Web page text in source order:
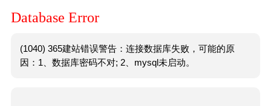
Database Error
(1040) 365建站错误警告：连接数据库失败，可能的原
因：1、数据库密码不对; 2、mysql未启动。